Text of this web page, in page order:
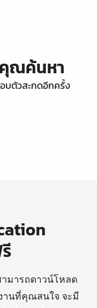
ณค้นหา
บตัวสะกดอีกครั้ง
ามารถดาวน์โหลด
านที่คุณสนใจ จะมี